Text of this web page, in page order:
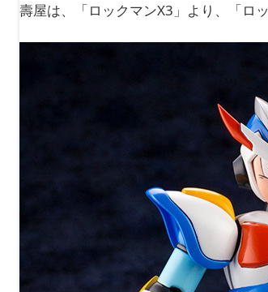
壽屋は、「ロックマンX3」より、「ロ